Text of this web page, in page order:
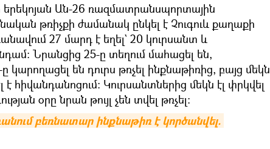
երեկոյան Ան-26 ռազմատրանսպորտային
թռիչքի ժամանակ ընկել է Չուգուև քաղաքի
27 մարդ է եղել` 20 կուրսանտ և
Նրանցից 25-ը տեղում մահացել են,
կարողացել են դուրս թռչել ինքնաթիռից, բայց մեկն
է հիվանդանոցում։ Կուրսանտներից մեկն էլ փրկվել
օրը նրան թույլ չեն տվել թռչել։
բեռնատար ինքնաթիռ է կործանվել.